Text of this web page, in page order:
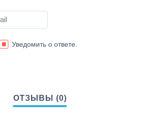
Уведомить о ответе.